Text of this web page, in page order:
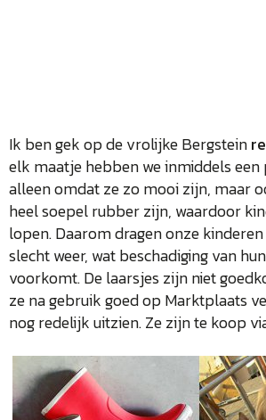
Ik ben gek op de vrolijke Bergstein
elk maatje hebben we inmiddels een
alleen omdat ze zo mooi zijn, maar
heel soepel rubber zijn, waardoor
lopen. Daarom dragen onze
slecht weer, wat beschadiging van
voorkomt. De laarsjes zijn niet
ze na gebruik goed op Marktplaats
nog redelijk uitzien. Ze zijn te koop